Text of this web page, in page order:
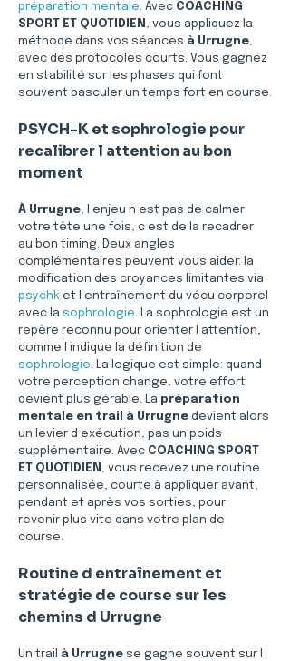
préparation mentale. Avec COACHING
SPORT ET QUOTIDIEN , vous appliquez la
méthode dans vos séances à Urrugne,
avec des protocoles courts. Vous gagnez
en stabilité sur les phases qui font
souvent basculer un temps fort en course.
PSYCH-K et sophrologie pour
recalibrer l attention au bon
moment
À Urrugne, l enjeu n est pas de calmer
votre tête une fois, c est de la recadrer
au bon timing. Deux angles
complémentaires peuvent vous aider: la
modification des croyances limitantes via
psychk et l entraînement du vécu corporel
avec la sophrologie. La sophrologie est un
repère reconnu pour orienter l attention,
comme l indique la définition de
sophrologie. La logique est simple: quand
votre perception change, votre effort
devient plus gérable. La préparation
mentale en trail à Urrugne devient alors
un levier d exécution, pas un poids
supplémentaire. Avec COACHING SPORT
ET QUOTIDIEN , vous recevez une routine
personnalisée, courte à appliquer avant,
pendant et après vos sorties, pour
revenir plus vite dans votre plan de
course.
Routine d entraînement et
stratégie de course sur les
chemins d Urrugne
Un trail à Urrugne se gagne souvent sur l